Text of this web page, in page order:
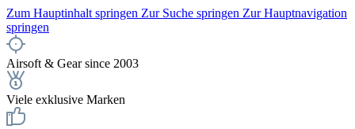
Zum Hauptinhalt springen Zur Suche springen Zur Hauptnavigation
springen
Airsoft & Gear since 2003
Viele exklusive Marken